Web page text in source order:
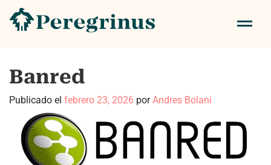
Banred
Publicado el febrero 23, 2026 por Andres Bolani